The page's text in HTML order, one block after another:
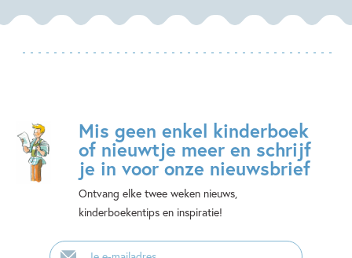
Mis geen enkel kinderboek
of nieuwtje meer en schrijf
je in voor onze nieuwsbrief
Ontvang elke twee weken nieuws,
kinderboekentips en inspiratie!
E-